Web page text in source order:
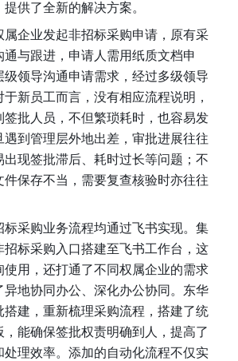
供了全新的解决方案。
企业发起非招标采购申请，原有采
与跟进，申请人需用纸质文档申
领导沟通申请需求，经过多级领导
新员工而言，没有相应流程说明，
批人员，不但繁琐耗时，也容易发
到管理层外地出差，审批进展往往
现签批滞后、耗时过长等问题；不
保存不当，需要复查核验时亦往往
采购业务流程均通过飞书实现。集
招标采购入口搭建至飞书工作台，这
用，还打通了不同权属企业的需求
地协同办公、深化办公协同。东华
建，重新梳理采购流程，搭建了统
能确保签批权责明确到人，提高了
理效率。添加的自动化流程不仅实